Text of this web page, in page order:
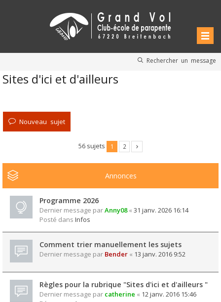
Rechercher un message
Sites d'ici et d'ailleurs
Nouveau sujet
56 sujets 1 2
Annonces
Programme 2026
Dernier message parAnny08« 31 janv. 2026 16:14
Posté dans Infos
Comment trier manuellement les sujets
Dernier message par Bender « 13 janv. 2016 9:52
Règles pour la rubrique "Sites d'ici et d'ailleurs "
Dernier message par catherine « 12 janv. 2016 15:46